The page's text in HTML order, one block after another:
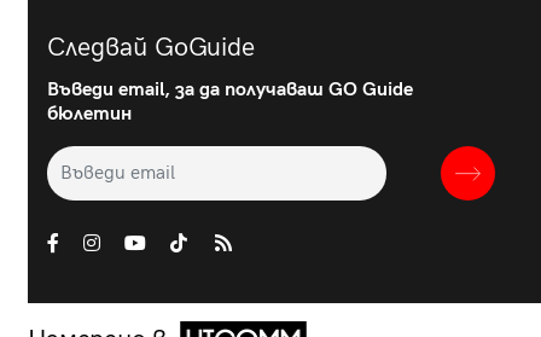
Следвай GoGuide
Въведи email, за да получаваш GO Guide
бюлетин